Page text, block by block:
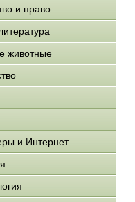
и право
животные
и Интернет